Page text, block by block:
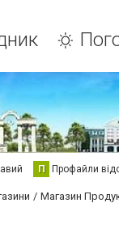
П Профайли
Магазин